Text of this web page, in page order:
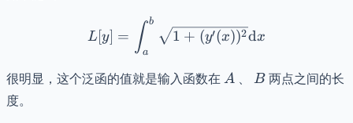
L[y] = \int_{a}^b \sqrt{
L[y] = ∫a
b
1 + (y′(x))2dx
很明显，这个泛函的值就是输入函数在 A
A 、 B
B两点之间的长
度。